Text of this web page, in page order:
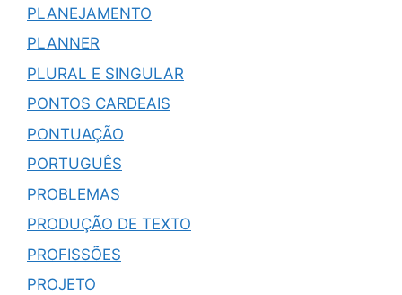
PLANEJAMENTO
PLANNER
PLURAL E SINGULAR
PONTOS CARDEAIS
PONTUAÇÃO
PORTUGUÊS
PROBLEMAS
PRODUÇÃO DE TEXTO
PROFISSÕES
PROJETO